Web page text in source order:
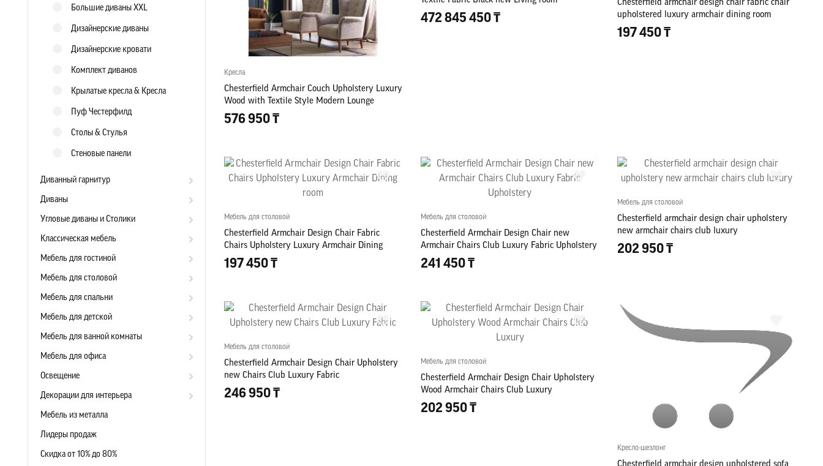
Большие диваны XXL
Дизайнерские диваны
Дизайнерские кровати
Комплект диванов
Крылатые кресла & Кресла
Пуф Честерфилд
Столы & Стулья
Стеновые панели
Диванный гарнитур
Диваны
Угловые диваны и Столики
Классическая мебель
Мебель для гостиной
Мебель для столовой
Мебель для спальни
Мебель для детской
Мебель для ванной комнаты
Мебель для офиса
Освещение
Декорации для интерьера
Мебель из металла
Лидеры продаж
Скидка от 10% до 80%
Кресла
Chesterfield Armchair Couch Upholstery Luxury
Wood with Textile Style Modern Lounge
576 950 ₸
472 845 450 ₸
Chesterfield armchair design chair fabric chair
upholstered luxury armchair dining room
197 450 ₸
Мебель для столовой
Chesterfield Armchair Design Chair Fabric
Chairs Upholstery Luxury Armchair Dining
room
197 450 ₸
Мебель для столовой
Chesterfield Armchair Design Chair new
Armchair Chairs Club Luxury Fabric Upholstery
241 450 ₸
Мебель для столовой
Chesterfield armchair design chair upholstery
new armchair chairs club luxury
202 950 ₸
Мебель для столовой
Chesterfield Armchair Design Chair Upholstery
new Chairs Club Luxury Fabric
246 950 ₸
Мебель для столовой
Chesterfield Armchair Design Chair Upholstery
Wood Armchair Chairs Club Luxury
202 950 ₸
Кресло-шезлонг